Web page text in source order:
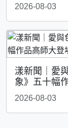
2026-08-03
漾新聞｜愛
象》五十幅
2026-08-03